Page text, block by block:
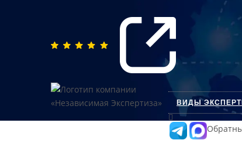
ВИДЫ